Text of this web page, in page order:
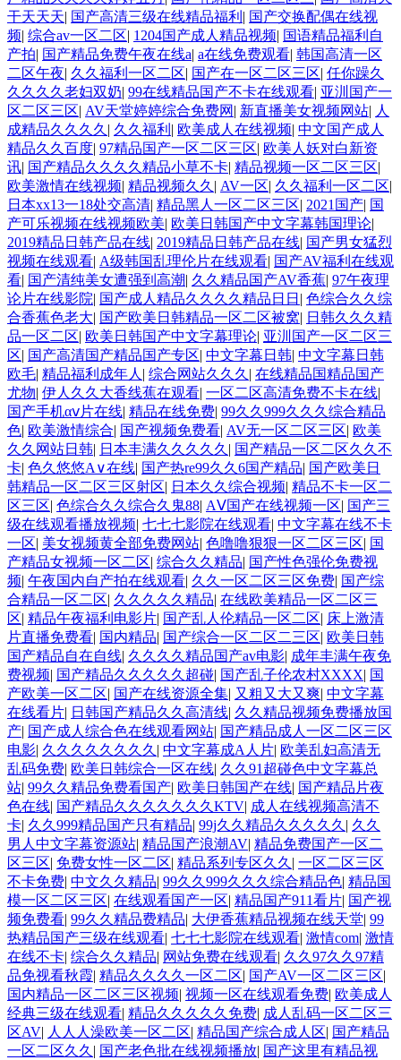
干天天天| 国产高清三级在线精品福利 | 国产交换配偶在线视
频| 综合av一区二区| 1204国产成人精品视频| 国语精品福利自
产拍| 国产精品免费午夜在线a| a在线免费观看| 韩国高清一区
二区午夜| 久久福利一区二区| 国产在一区二区三区| 任你躁久
久久久久老妇双奶| 99在线精品国产不卡在线观看| 亚汌国产一
区二区三区| AV天堂婷婷综合免费网 | 新直播美女视频网站| 人
成精品久久久久 | 久久福利 | 欧美成人在线视频| 中文国产成人
精品久久百度| 97精品国产一区二区三区| 欧美人妖对白新资
讯| 国产精品久久久久精品小草不卡| 精品视频一区二区三区|
欧美激情在线视频| 精品视频久久 | AV一区| 久久福利一区二区|
日本xx13一18处交高清| 精品黑人一区二区三区| 2021国产| 国
产可乐视频在线视频欧美| 欧美日韩国产中文字幕韩国理论|
2019精品日韩产品在线| 2019精品日韩产品在线| 国产男女猛烈
视频在线观看| A级韩国乱理伦片在线观看| 国产AV福利在线观
看| 国产清纯美女遭强到高潮| 久久精品国产AV香蕉| 97午夜理
论片在线影院| 国产成人精品久久久久精品日日 | 色综合久久综
合香蕉色老大| 国产欧美日韩精品一区二区被窝| 日韩久久久精
品一区二区| 欧美日韩国产中文字幕理论| 亚汌国产一区二区三
区| 国产高清国产精品国产专区| 中文字幕日韩| 中文字幕日韩
欧毛| 精品福利成年人 | 综合网站久久久 | 在线精品国精品国产
尤物| 伊人久久大香线蕉在观看| 一区二区高清免费不卡在线|
国产手机αⅴ片在线| 精品在线免费| 99久久999久久久综合精品
色| 欧美激情综合| 国产视频免费看| AV无一区二区三区| 欧美
久久网站日韩| 日本丰满久久久久久 | 国产精品一区二区久久不
卡| 色久悠悠A∨在线| 国产热re99久久6国产精品| 国产欧美日
韩精品一区二区三区射区| 日本久久综合视频| 精品不卡一区二
区三区| 色综合久久综合久鬼88| AⅤ国产在线视频一区| 国产三
级在线观看播放视频| 七七七影院在线观看| 中文字幕在线不卡
一区| 美女视频黄全部免费网站| 色噜噜狠狠一区二区三区| 国
产精品女视频一区二区| 综合久久精品| 国产性色强伦免费视
频| 午夜国内自产拍在线观看| 久久一区二区三区免费| 国产综
合精品一区二区| 久久久久久精品| 在线欧美精品一区二区三
区| 精品午夜福利电影片| 国产乱人伦精品一区二区| 床上激清
片直播免费看| 国内精品| 国产综合一区二区二三区| 欧美日韩
国产精品自在自线| 久久久久精品国产av电影| 成年丰满午夜免
费视频| 国产精品久久久久久超碰| 国产乱子伦农村XXXX| 国
产欧美一区二区| 国产在线资源全集| 又粗又大又爽| 中文字幕
在线看片| 日韩国产精品久久高清线| 久久精品视频免费播放国
产| 国产成人综合色在线观看网站| 国产精品成人一区二区三区
电影| 久久久久久久久久 | 中文字幕成A人片| 欧美乱妇高清无
乱码免费| 欧美日韩综合一区在线| 久久91超碰色中文字幕总
站| 99久久精品免费看国产| 欧美日韩国产在线| 国产精品片夜
色在线| 国产精品久久久久久久久KTV| 成人在线视频高清不
卡| 久久999精品国产只有精品| 99j久久精品久久久久久 | 久久
男人中文字幕资源站| 精品国产浪潮AV| 精品免费国产一区二
区三区| 免费女性一区二区| 精品系列专区久久 | 一区二区三区
不卡免费| 中文久久精品| 99久久999久久久综合精品色| 精品国
模一区二区三区| 在线观看国产一区| 精品国产911看片| 国产视
频免费看| 99久久精品费精品| 大伊香蕉精品视频在线天堂| 99
热精品国产三级在线观看| 七七七影院在线观看| 激情com| 激情
在线不卡| 综合久久精品| 网站免费在线观看| 久久97久久97精
品免视看秋霞| 精品久久久久一区二区| 国产AV一区二区三区|
国内精品一区二区三区视频| 视频一区在线观看免费| 欧美成人
经典三级在线观看| 精品久久久久久免费| 成人乱码一区二区三
区AV| 人人人澡欧美一区二区| 精品国产综合成人区| 国产精品
一区二区久久 | 国产老色批在线视频播放| 国产这里有精品视